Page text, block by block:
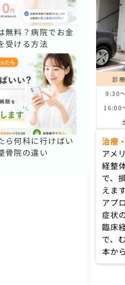
診
9:30
16:00
治療
アメ
経整
で、
えま
アプ
症状
臨床
で、
本か
無料？病院でお金
受ける方法
ら何科に行けばい
骨院の違い